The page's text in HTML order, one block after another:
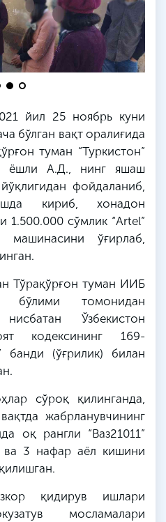
йил 25 ноябрь куни
бўлган вақт оралиғида
туман “Туркистон”
ёшли А.Д., нингяшаш
фойдаланиб,
кириб, хонадон
1.500.000 сўмлик “Artel”
ўғирлаб,
Тўрақўрғон туман ИИБ
бўлими томонидан
Ўзбекистон
кодексининг 169-
банди (ўғрилик) билан
сўроқ қилинганда,
жабрланувчининг
оқ рангли “Ваз21011”
ва 3 нафар аёл кишини
қидирув ишлари
мосламалари